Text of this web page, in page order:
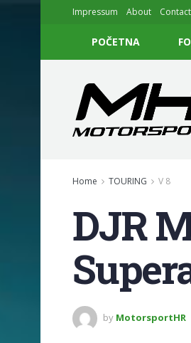
Impressum About Contact
POČETNA
Home TOURING V 8
DJR
by MotorsportHR